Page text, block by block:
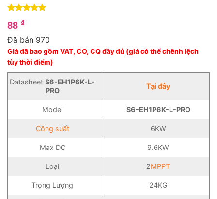
trên 5
dựa trên
88 ₫
Đã bán 970
Giá đã bao gồm VAT, CO, CQ đầy đủ (giá có thể chênh lệch
tùy thời điểm)
Datasheet S6-EH1P6K-L-
PRO
Tại đây
Model S6-EH1P6K-L-PRO
Công suất 6KW
Max DC 9.6KW
Loại 2MPPT
Trọng Lượng 24KG